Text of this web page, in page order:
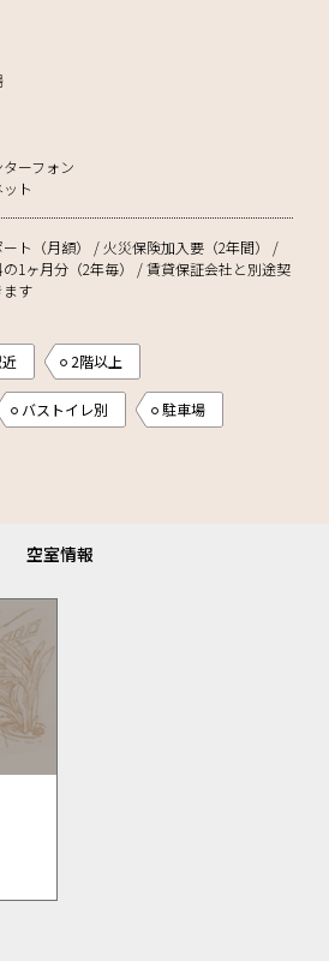
ーフォン
ト
ト（月額） / 火災保険加入要（2年間） /
1ヶ月分（2年毎） / 賃貸保証会社と別途契
ます
2階以上
バストイレ別 駐車場
空室情報